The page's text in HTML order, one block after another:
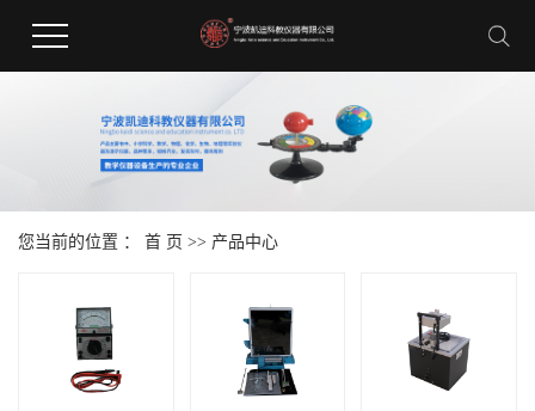
您当前的位置 ： 首 页 >> 产品中心